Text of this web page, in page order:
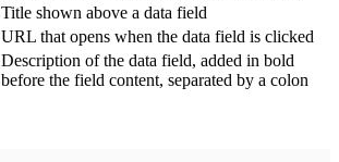
Title shown above a data field
URL that opens when the data field is clicked
Description of the data field, added in bold
before the field content, separated by a colon